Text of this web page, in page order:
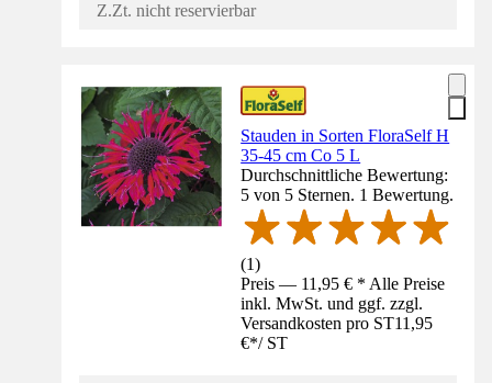
Z.Zt. nicht reservierbar
Stauden in Sorten FloraSelf H
35-45 cm Co 5 L
Durchschnittliche Bewertung:
5 von 5 Sternen. 1 Bewertung.
(1)
Preis — 11,95 € * Alle Preise
inkl. MwSt. und ggf. zzgl.
Versandkosten pro ST11,95
€*/ ST